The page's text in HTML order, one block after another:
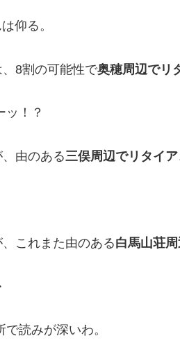
仰る。
8割の可能性で奥穂周辺でリ
ッ！？
由のある三俣周辺でリタイア
これまた由のある白馬山荘
読みが深いわ。